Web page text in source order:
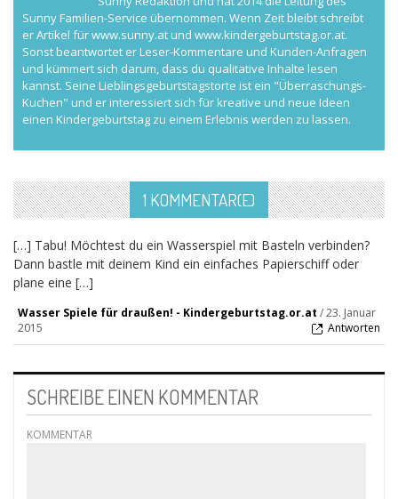
Sunny Familien-Service übernommen. Wenn Zeit bleibt schreibt
er Artikel für www.sunny.at und www.kindergeburtstag.or.at.
Sonst beantwortet er Leser-Kommentare und Kunden-Anfragen
und kümmert sich darum, dass du qualitative Inhalte lesen
kannst. Seine Lieblingsgeburtstagstorte ist ein "Überraschungs-
Kuchen" und er interessiert sich für kreative und neue Ideen
einen Kindergeburtstag zu einem Erlebnis werden zu lassen.
1 KOMMENTAR(E)
[…] Tabu! Möchtest du ein Wasserspiel mit Basteln verbinden?
Dann bastle mit deinem Kind ein einfaches Papierschiff oder
plane eine […]
Wasser Spiele für draußen! - Kindergeburtstag.or.at /23. Januar
2015
Antworten
SCHREIBE EINEN KOMMENTAR
KOMMENTAR